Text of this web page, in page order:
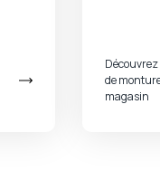
de
magasin